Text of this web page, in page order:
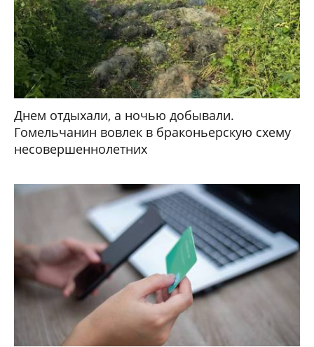
Днем отдыхали, а ночью добывали.
Гомельчанин вовлек в браконьерскую схему
несовершеннолетних